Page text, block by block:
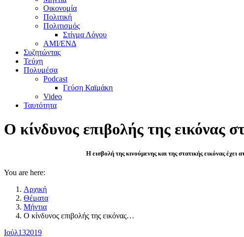
Οικονομία
Πολιτική
Πολιτισμός
Στίγμα Λόγου
AMI/ΕΝΔ
Συζητώντας
Τεύχη
Πολυμέσα
Podcast
Γεύση Καϊμάκη
Video
Ταυτότητα
Ο κίνδυνος επιβολής της εικόνας
Η εισβολή της κινούμενης και της στατικής εικόνας
You are here:
Αρχική
Θέματα
Μήντια
Ο κίνδυνος επιβολής της εικόνας…
Ιούλ132019